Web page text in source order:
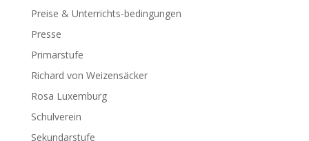
Preise & Unterrichts-bedingungen
Presse
Primarstufe
Richard von Weizensäcker
Rosa Luxemburg
Schulverein
Sekundarstufe